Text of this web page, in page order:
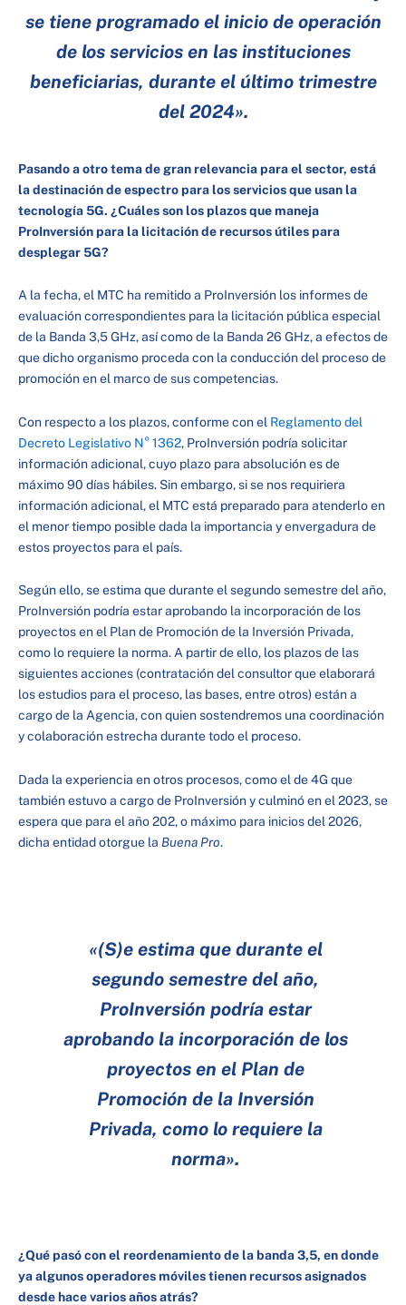
se tiene programado el inicio de operación
de los servicios en las instituciones
beneficiarias, durante el último trimestre
del 2024».
Pasando a otro tema de gran relevancia para el sector, está
la destinación de espectro para los servicios que usan la
tecnología 5G. ¿Cuáles son los plazos que maneja
ProInversión para la licitación de recursos útiles para
desplegar 5G?
A la fecha, el MTC ha remitido a ProInversión los informes de
evaluación correspondientes para la licitación pública especial
de la Banda 3,5 GHz, así como de la Banda 26 GHz, a efectos de
que dicho organismo proceda con la conducción del proceso de
promoción en el marco de sus competencias.
Con respecto a los plazos, conforme con el Reglamento del
Decreto Legislativo N° 1362, ProInversión podría solicitar
información adicional, cuyo plazo para absolución es de
máximo 90 días hábiles. Sin embargo, si se nos requiriera
información adicional, el MTC está preparado para atenderlo en
el menor tiempo posible dada la importancia y envergadura de
estos proyectos para el país.
Según ello, se estima que durante el segundo semestre del año,
ProInversión podría estar aprobando la incorporación de los
proyectos en el Plan de Promoción de la Inversión Privada,
como lo requiere la norma. A partir de ello, los plazos de las
siguientes acciones (contratación del consultor que elaborará
los estudios para el proceso, las bases, entre otros) están a
cargo de la Agencia, con quien sostendremos una coordinación
y colaboración estrecha durante todo el proceso.
Dada la experiencia en otros procesos, como el de 4G que
también estuvo a cargo de ProInversión y culminó en el 2023, se
espera que para el año 202, o máximo para inicios del 2026,
dicha entidad otorgue la Buena Pro.
«(S)e estima que durante el
segundo semestre del año,
ProInversión podría estar
aprobando la incorporación de los
proyectos en el Plan de
Promoción de la Inversión
Privada, como lo requiere la
norma».
¿Qué pasó con el reordenamiento de la banda 3,5, en donde
ya algunos operadores móviles tienen recursos asignados
desde hace varios años atrás?